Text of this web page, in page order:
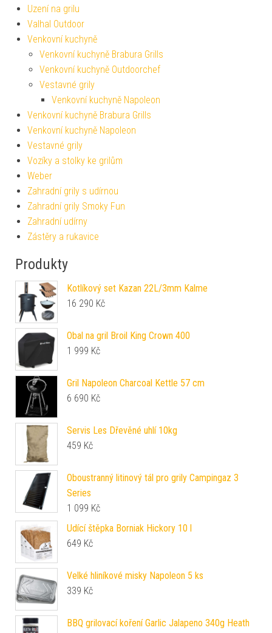
Uzení na grilu
Valhal Outdoor
Venkovní kuchyně
Venkovní kuchyně Brabura Grills
Venkovní kuchyně Outdoorchef
Vestavné grily
Venkovní kuchyně Napoleon
Venkovní kuchyně Brabura Grills
Venkovní kuchyně Napoleon
Vestavné grily
Vozíky a stolky ke grilům
Weber
Zahradní grily s udírnou
Zahradní grily Smoky Fun
Zahradní udírny
Zástěry a rukavice
Produkty
Kotlíkový set Kazan 22L/3mm Kalme
16 290 Kč
Obal na gril Broil King Crown 400
1 999 Kč
Gril Napoleon Charcoal Kettle 57 cm
6 690 Kč
Servis Les Dřevěné uhlí 10kg
459 Kč
Oboustranný litinový tál pro grily Campingaz 3
Series
1 099 Kč
Udící štěpka Borniak Hickory 10 l
649 Kč
Velké hliníkové misky Napoleon 5 ks
339 Kč
BBQ grilovací koření Garlic Jalapeno 340g Heath